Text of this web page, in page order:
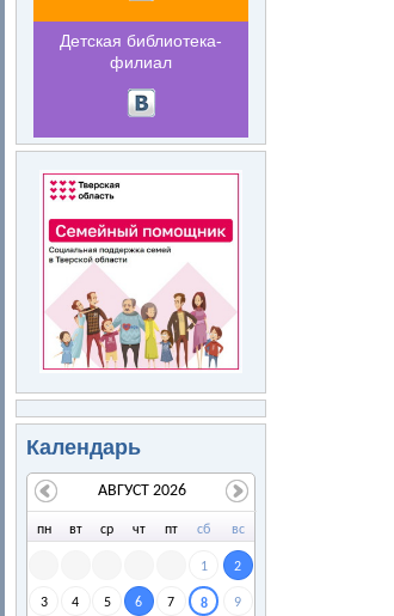
Детская библиотека-
филиал
Календарь
пн вт ср чт пт сб вс
1 2
3 4 5 6 7 8 9
АВГУСТ 2026